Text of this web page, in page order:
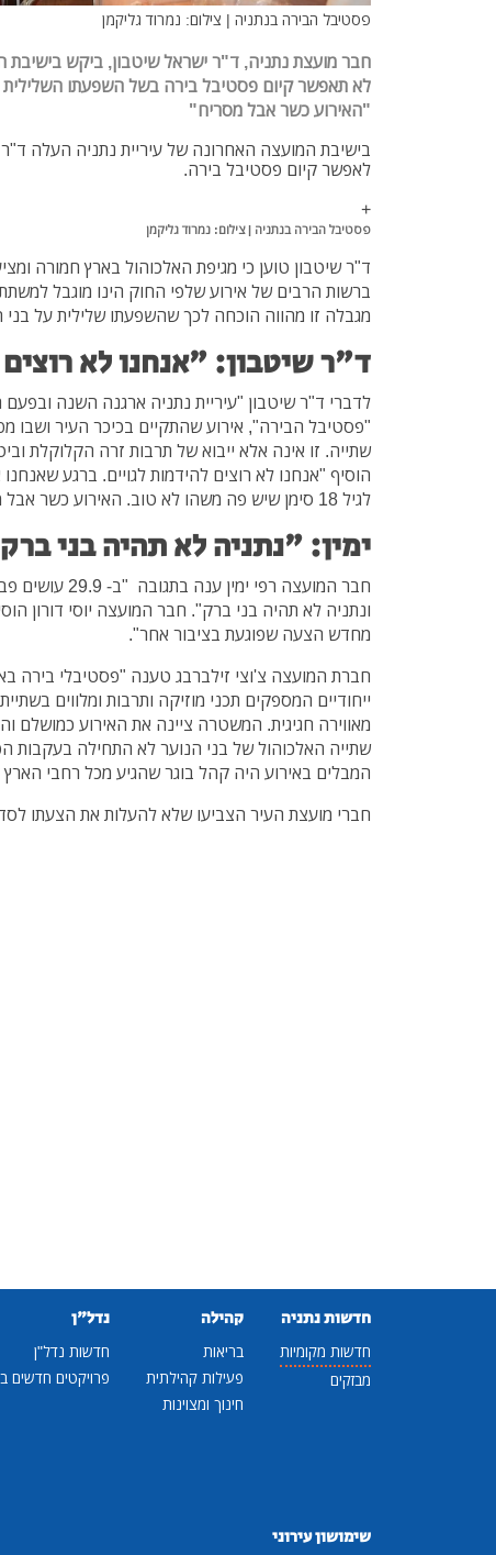
פסטיבל הבירה בנתניה | צילום: נמרוד גליקמן
חבר מועצת נתניה, ד"ר ישראל שיטבון, ביקש בישיבת
לא תאפשר קיום פסטיבל בירה בשל השפעתו השלילית
"האירוע כשר אבל מסריח"
בישיבת המועצה האחרונה של עיריית נתניה העלה
לאפשר קיום פסטיבל בירה.
+
פסטיבל הבירה בנתניה | צילום: נמרוד גליקמן
ד"ר שיטבון טוען כי מגיפת האלכוהול בארץ חמורה
מגבלה זו מהווה הוכחה לכך שהשפעתו שלילית על בני
ד"ר שיטבון: "אנחנו לא
לדברי ד"ר שיטבון "עיריית נתניה ארגנה השנה
"פסטיבל הבירה", אירוע שהתקיים בכיכר העיר ושבו
שתייה. זו אינה אלא ייבוא של תרבות זרה הקלוקלת
הוסיף "אנחנו לא רוצים להידמות לגויים. ברגע
לגיל 18 סימן שיש פה משהו לא טוב. האירוע כשר אבל מסריח"
ימין: "נתניה לא תהיה בני
חבר המועצה רפי
ונתניה לא תהיה בני ברק". חבר המועצה יוסי דורון
מחדש הצעה שפוגעת בציבור אחר".
חברת המועצה צ'וצי זילברבג טענה "פסטיבלי בירה
ייחודיים המספקים תכני מוזיקה ותרבות ומלווים
מאווירה חגיגית. המשטרה ציינה את האירוע כמושלם
שתייה האלכוהול של בני הנוער לא התחילה בעקבות
המבלים באירוע היה קהל בוגר שהגיע מכל רחבי
חברי מועצת העיר הצביעו שלא להעלות את הצעתו
חדשות נתניה
חדשות מקומיות
מבזקים
קהילה
בריאות
פעילות קהילתית
חינוך ומצוינות
נדל"ן
חדשות נדל"ן
פרויקטים חדשים
שימושון עירוני